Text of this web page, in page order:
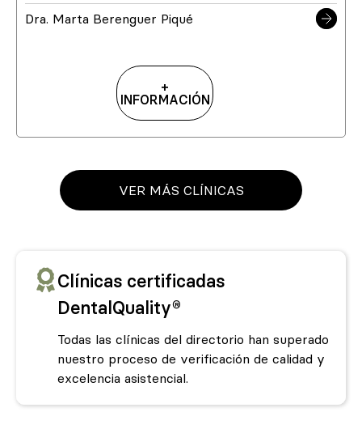
Dra. Marta Berenguer Piqué
+
INFORMACIÓN
VER MÁS CLÍNICAS
Clínicas certificadas
DentalQuality®
Todas las clínicas del directorio han superado
nuestro proceso de verificación de calidad y
excelencia asistencial.